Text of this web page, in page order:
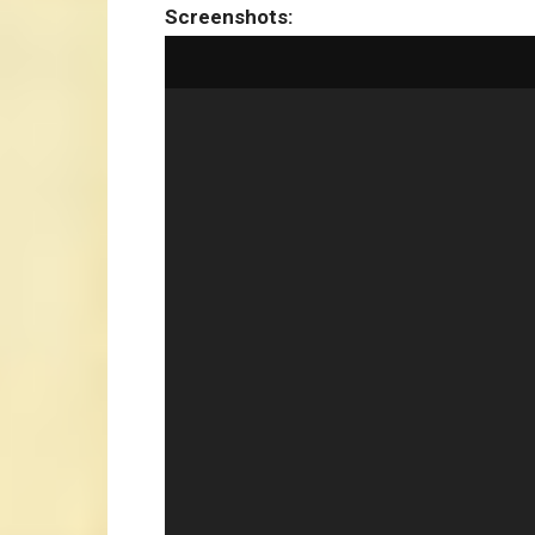
Screenshots: